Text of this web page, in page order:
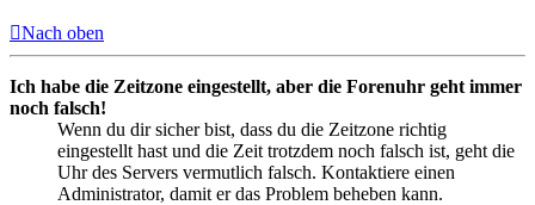
Nach oben
Ich habe die Zeitzone eingestellt, aber die Forenuhr geht immer
noch falsch!
Wenn du dir sicher bist, dass du die Zeitzone richtig
eingestellt hast und die Zeit trotzdem noch falsch ist, geht die
Uhr des Servers vermutlich falsch. Kontaktiere einen
Administrator, damit er das Problem beheben kann.